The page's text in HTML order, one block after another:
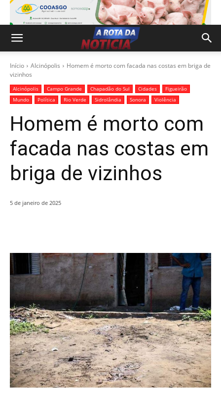
Início Alcinópolis
Homem é morto com facada nas costas em briga de
vizinhos
Alcinópolis Campo Grande Chapadão do Sul Cidades
Figueirão
Mundo
Política Rio Verde Sidrolândia Sonora Violência
Homem é morto com
facada nas costas em
briga de vizinhos
5 de janeiro de 2025